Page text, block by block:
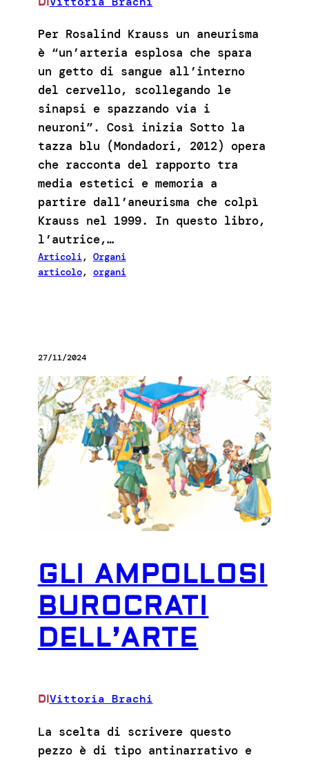
Per Rosalind Krauss un aneurisma
è “un’arteria esplosa che spara
un getto di sangue all’interno
del cervello, scollegando le
sinapsi e spazzando via i
neuroni”. Così inizia Sotto la
tazza blu (Mondadori, 2012) opera
che racconta del rapporto tra
media estetici e memoria a
partire dall’aneurisma che colpì
Krauss nel 1999. In questo libro,
l’autrice,…
Articoli, Organi
articolo, organi
27/11/2024
GLI AMPOLLOSI
BUROCRATI
DELL’ARTE
DIVittoria Brachi
La scelta di scrivere questo
pezzo è di tipo antinarrativo e